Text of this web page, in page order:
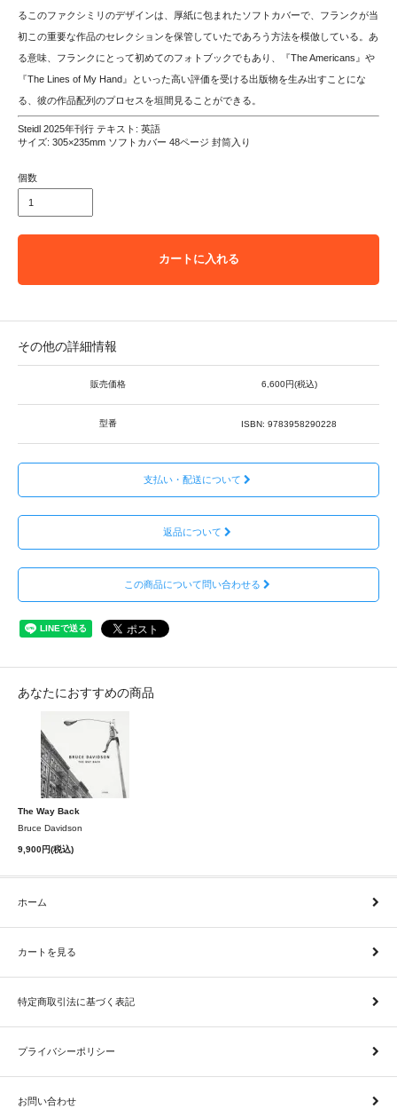
るこのファクシミリのデザインは、厚紙に包まれたソフトカバーで、フランクが当
初この重要な作品のセレクションを保管していたであろう方法を模倣している。あ
る意味、フランクにとって初めてのフォトブックでもあり、『The Americans』や
『The Lines of My Hand』といった高い評価を受ける出版物を生み出すことにな
る、彼の作品配列のプロセスを垣間見ることができる。
Steidl 2025年刊行 テキスト: 英語
サイズ: 305×235mm ソフトカバー 48ページ 封筒入り
個数
カートに入れる
その他の詳細情報
販売価格 6,600円(税込)
型番 ISBN: 9783958290228
支払い・配送について
返品について
この商品について問い合わせる
あなたにおすすめの商品
The Way Back
Bruce Davidson
9,900円(税込)
ホーム
カートを見る
特定商取引法に基づく表記
プライバシーポリシー
お問い合わせ